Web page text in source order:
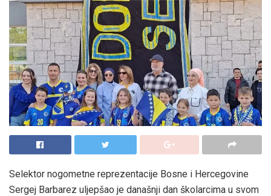
Selektor nogometne reprezentacije Bosne i Hercegovine
Sergej Barbarez uljepšao je današnji dan školarcima u svom